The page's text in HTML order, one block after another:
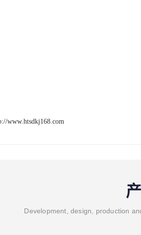
www.htsdkj168.com
Development, design, production